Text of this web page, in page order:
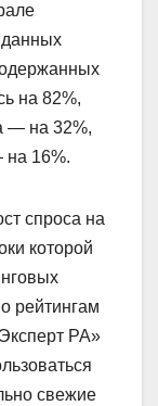
на 82%,
— на 32%,
на 16%.
спроса на
которой
рейтингам
РА»
свежие